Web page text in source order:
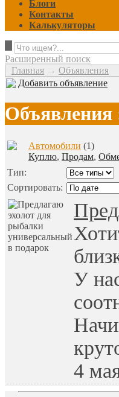
Блоги
Контакты
Калькуляторы
Расширенный поиск
Главная → Объявления
Добавить объявление
Объявления
Автомобили (1)
Куплю, Продам,
Тип:
Сортировать:
У
4